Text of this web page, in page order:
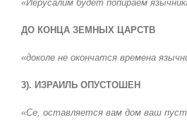
«Иерусалим будет попираем
ДО КОНЦА ЗЕМНЫХ ЦАРСТВ
«доколе не окончатся времена
3). ИЗРАИЛЬ ОПУСТОШЕН
«Се, оставляется вам дом ваш пуст